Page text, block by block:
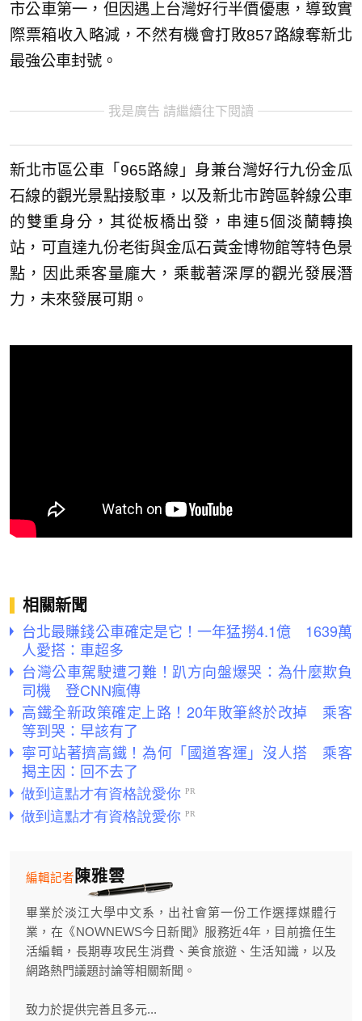
市公車第一，但因遇上台灣好行半價優惠，導致實
際票箱收入略減，不然有機會打敗857路線奪新北
最強公車封號。
我是廣告 請繼續往下閱讀
新北市區公車「965路線」身兼台灣好行九份金瓜
石線的觀光景點接駁車，以及新北市跨區幹線公車
的雙重身分，其從板橋出發，串連5個淡蘭轉換
站，可直達九份老街與金瓜石黃金博物館等特色景
點，因此乘客量龐大，乘載著深厚的觀光發展潛
力，未來發展可期。
相關新聞
台北最賺錢公車確定是它！一年猛撈4.1億 1639萬
人愛搭：車超多
台灣公車駕駛遭刁難！趴方向盤爆哭：為什麼欺負
司機 登CNN瘋傳
高鐵全新政策確定上路！20年敗筆終於改掉 乘客
等到哭：早該有了
寧可站著擠高鐵！為何「國道客運」沒人搭 乘客
揭主因：回不去了
陳雅雲
編輯記者
畢業於淡江大學中文系，出社會第一份工作選擇媒體行
業，在《NOWNEWS今日新聞》服務近4年，目前擔任生
活編輯，長期專攻民生消費、美食旅遊、生活知識，以及
網路熱門議題討論等相關新聞。
致力於提供完善且多元...